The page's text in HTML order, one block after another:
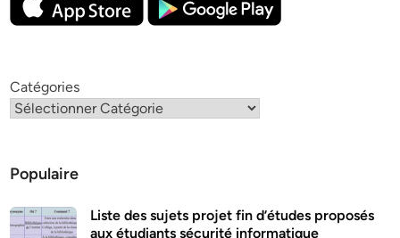
Catégories
Populaire
Liste des sujets projet fin d’études proposés
aux étudiants sécurité informatique